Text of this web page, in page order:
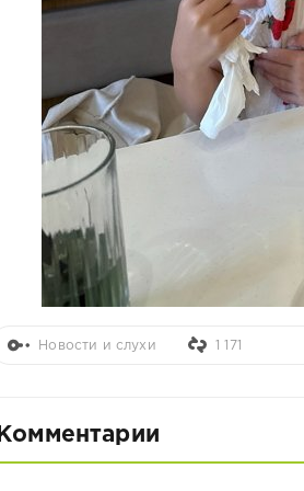
Новости и слухи 1 171
Комментарии